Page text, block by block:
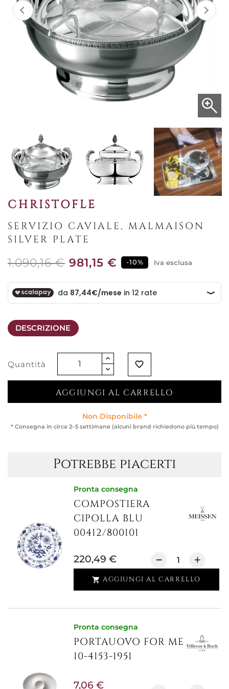
CHRISTOFLE
SERVIZIO CAVIALE, MALMAISON
SILVER PLATE
1.090,16 € 981,15 € -10% Iva esclusa
DESCRIZIONE
Quantità favorite_border
AGGIUNGI AL CARRELLO
Non Disponibile *
* Consegna in circa 2–5 settimane (alcuni brand richiedono più tempo)
Potrebbe piacerti
Pronta consegna
COMPOSTIERA
CIPOLLA BLU
00412/800101
220,49 €
 AGGIUNGI AL CARRELLO
Pronta consegna
PORTAUOVO FOR ME
10-4153-1951
7,06 €